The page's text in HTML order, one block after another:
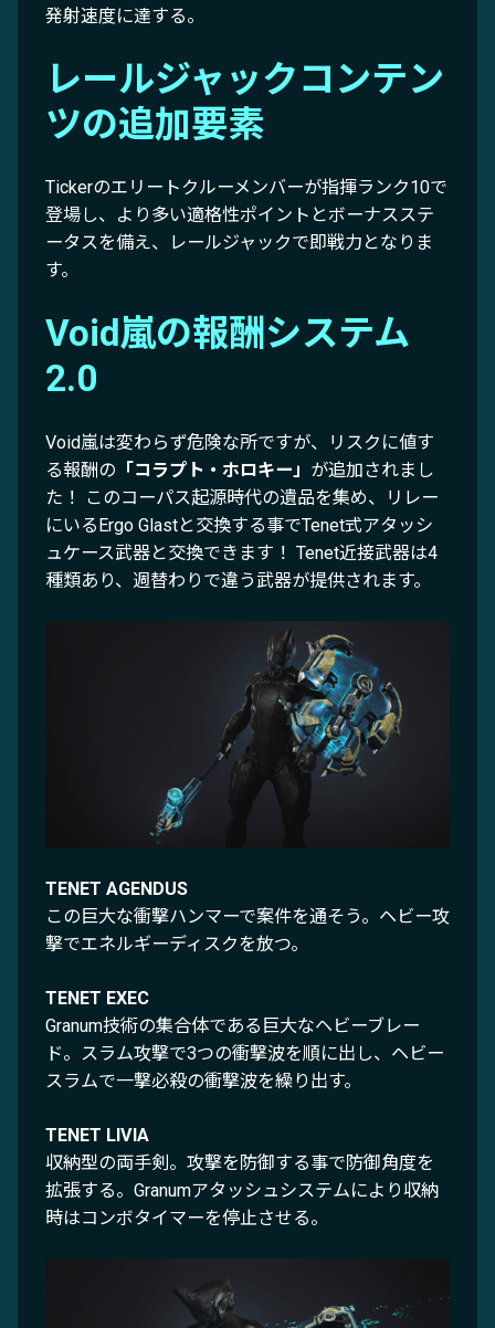
発射速度に達する。
レールジャックコンテン
ツの追加要素
Tickerのエリートクルーメンバーが指揮ランク10で
登場し、より多い適格性ポイントとボーナスステ
ータスを備え、レールジャックで即戦力となりま
す。
Void嵐の報酬システム
2.0
Void嵐は変わらず危険な所ですが、リスクに値す
る報酬の 「コラプト・ホロキー」 が追加されまし
た！ このコーパス起源時代の遺品を集め、リレー
にいるErgo Glastと交換する事でTenet式アタッシ
ュケース武器と交換できます！ Tenet近接武器は4
種類あり、週替わりで違う武器が提供されます。
TENET AGENDUS
この巨大な衝撃ハンマーで案件を通そう。ヘビー攻
撃でエネルギーディスクを放つ。
TENET EXEC
Granum技術の集合体である巨大なヘビーブレー
ド。スラム攻撃で3つの衝撃波を順に出し、ヘビー
スラムで一撃必殺の衝撃波を繰り出す。
TENET LIVIA
収納型の両手剣。攻撃を防御する事で防御角度を
拡張する。Granumアタッシュシステムにより収納
時はコンボタイマーを停止させる。